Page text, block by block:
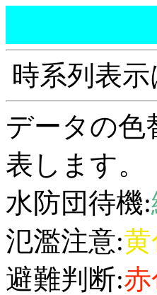
時系列表
データの色
表します。
水防団待機:
氾濫注意:
避難判断: